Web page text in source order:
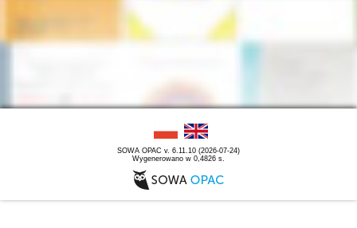
SOWA OPAC v. 6.11.10 (2026-07-24)
Wygenerowano w 0,4826 s.